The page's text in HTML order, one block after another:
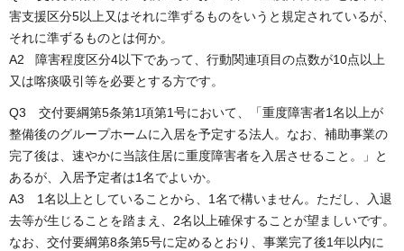
害支援区分5以上又はそれに準ずるものをいうと規定されているが、
それに準ずるものとは何か。
A2 障害程度区分4以下であって、行動関連項目の点数が10点以上
又は喀痰吸引等を必要とする方です。
Q3 交付要綱第5条第1項第1号において、「重度障害者1名以上が
整備後のグループホームに入居を予定する法人。なお、補助事業の
完了後は、速やかに当該住居に重度障害者を入居させること。」と
あるが、入居予定者は1名でよいか。
A3 1名以上としていることから、1名で構いません。ただし、入退
去等が生じることを踏まえ、2名以上確保することが望ましいです。
なお、交付要綱第8条第5号に定めるとおり、事業完了後1年以内に